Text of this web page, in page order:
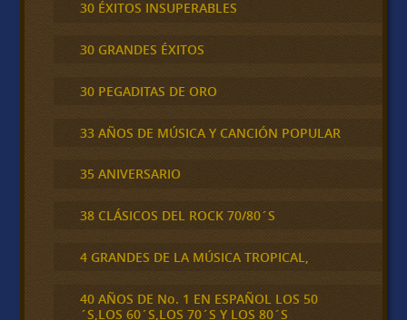
30 ÉXITOS INSUPERABLES
30 GRANDES ÉXITOS
30 PEGADITAS DE ORO
33 AÑOS DE MÚSICA Y CANCIÓN POPULAR
35 ANIVERSARIO
38 CLÁSICOS DEL ROCK 70/80´S
4 GRANDES DE LA MÚSICA TROPICAL,
40 AÑOS DE No. 1 EN ESPAÑOL LOS 50
´S,LOS 60´S,LOS 70´S Y LOS 80´S